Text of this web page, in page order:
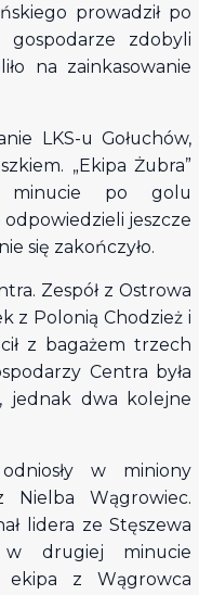
prowadził po
zdobyli
na zainkasowanie
LKS-u Gołuchów,
„Ekipa Żubra”
minucie po golu
jeszcze
się zakończyło.
Zespół z Ostrowa
z Polonią Chodzież i
z bagażem trzech
Centra była
jednak dwa kolejne
w miniony
Nielba Wągrowiec.
lidera ze Stęszewa
drugiej minucie
ekipa z Wągrowca